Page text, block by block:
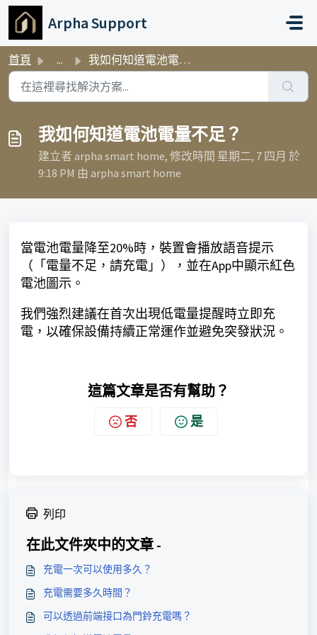
略過至主要內容
Arpha Support
首頁 ... 我如何知道電池電量不足？
我如何知道電池電量不足？
建立者 arpha smart home, 修改時間 星期二, 7 四月 於
9:18 PM 由 arpha smart home
當電池電量降至20%時，裝置會播放語音提示
（「電量不足，請充電」），並在App中顯示紅色
電池圖示。
我們強烈建議在首次出現低電量提醒時立即充
電，以確保設備持續正常運作並避免突發狀況。
這篇文章是否有幫助？
否 是
列印
在此文件夾中的文章 -
充電一次可以使用多久？
充電需要多久時間？
可以透過前端接口為門鈴充電嗎？